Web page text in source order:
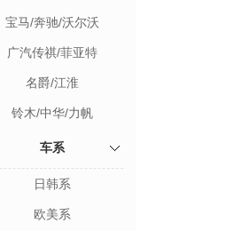
宝马/奔驰/沃尔沃
广汽传祺/菲亚特
名爵/江淮
铃木/中华/力帆
车系
日韩系
欧美系